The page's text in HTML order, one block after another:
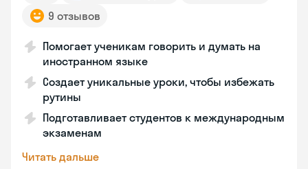
9 отзывов
Помогает ученикам говорить и думать на
иностранном языке
Создает уникальные уроки, чтобы избежать
рутины
Подготавливает студентов к международным
экзаменам
Читать дальше